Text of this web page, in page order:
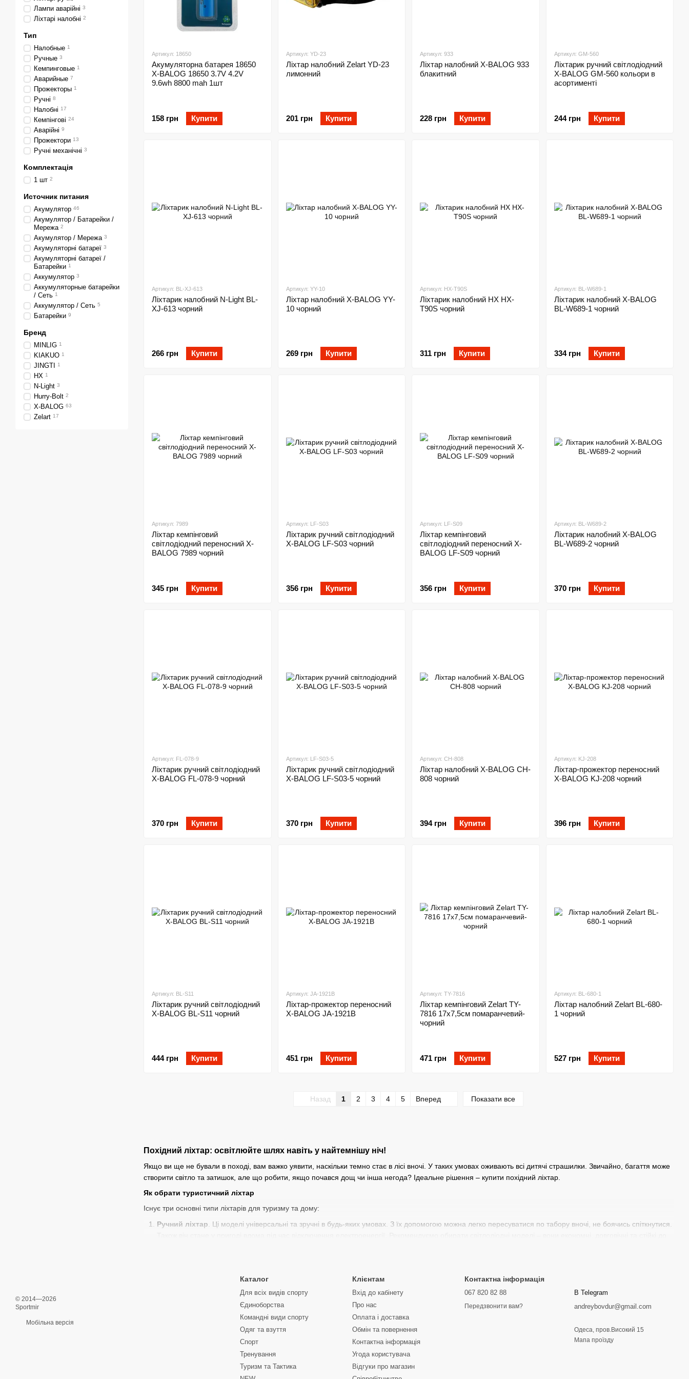
Похідний ліхтар: освітлюйте шлях навіть у найтемнішу ніч!
Якщо ви ще не бували в поході, вам важко уявити, наскільки темно стає в лісі вночі. У таких умовах оживають всі дитячі страшилки. Звичайно, багаття може
створити світло та затишок, але що робити, якщо почався дощ чи інша негода? Ідеальне рішення – купити похідний ліхтар.
Як обрати туристичний ліхтар
Існує три основні типи ліхтарів для туризму та дому:
Ручний ліхтар . Ці моделі універсальні та зручні в будь-яких умовах. З їх допомогою можна легко пересуватися по табору вночі, не боячись спіткнутися.
. Стаціонарний варіант для освітлення табору. Його широкі лінзи забезпечують рівномірне розсіювання світла, проте він більший за
розміром і вагою, тому підходить для стаціонарного використання, а не для перенесення. Цей тип ліхтаря зазвичай коштує дорожче, але ідеально
Якщо ви вперше йдете в похід, уникайте моделей з безліччю маленьких світлодіодів. Сучасні ліхтарі з одним потужним світлодіодом забезпечують
яскравіше освітлення. Також уникайте великих прожекторів, які краще підходять для автотуризму.
Де купити якісний туристичний ліхтар?
Артикул: 18650
Акумуляторна батарея 18650
X-BALOG 18650 3.7V 4.2V
9.6wh 8800 mah 1шт
158 грн Купити
Артикул: YD-23
Ліхтар налобний Zelart YD-23
лимонний
201 грн Купити
Артикул: 933
Ліхтар налобний X-BALOG 933
блакитний
228 грн Купити
Артикул: GM-560
Ліхтарик ручний світлодіодний
X-BALOG GM-560 кольори в
асортименті
244 грн Купити
Артикул: BL-XJ-613
Ліхтарик налобний N-Light BL-
XJ-613 чорний
266 грн Купити
Артикул: YY-10
Ліхтар налобний X-BALOG YY-
10 чорний
269 грн Купити
Артикул: HX-T90S
Ліхтарик налобний HX HX-
T90S чорний
311 грн Купити
Артикул: BL-W689-1
Ліхтарик налобний X-BALOG
BL-W689-1 чорний
334 грн Купити
Артикул: 7989
Ліхтар кемпінговий
світлодіодний переносний X-
BALOG 7989 чорний
345 грн Купити
Артикул: LF-S03
Ліхтарик ручний світлодіодний
X-BALOG LF-S03 чорний
356 грн Купити
Артикул: LF-S09
Ліхтар кемпінговий
світлодіодний переносний X-
BALOG LF-S09 чорний
356 грн Купити
Артикул: BL-W689-2
Ліхтарик налобний X-BALOG
BL-W689-2 чорний
370 грн Купити
Артикул: FL-078-9
Ліхтарик ручний світлодіодний
X-BALOG FL-078-9 чорний
370 грн Купити
Артикул: LF-S03-5
Ліхтарик ручний світлодіодний
X-BALOG LF-S03-5 чорний
370 грн Купити
Артикул: CH-808
Ліхтар налобний X-BALOG CH-
808 чорний
394 грн Купити
Артикул: KJ-208
Ліхтар-прожектор переносний
X-BALOG KJ-208 чорний
396 грн Купити
Артикул: BL-S11
Ліхтарик ручний світлодіодний
X-BALOG BL-S11 чорний
444 грн Купити
Артикул: JA-1921B
Ліхтар-прожектор переносний
X-BALOG JA-1921B
451 грн Купити
Артикул: TY-7816
Ліхтар кемпінговий Zelart TY-
7816 17х7,5см помаранчевий-
чорний
471 грн Купити
Артикул: BL-680-1
Ліхтар налобний Zelart BL-680-
1 чорний
527 грн Купити
Назад 1 2 3 4 5 Вперед Показати все
Лампи аварійні 3
Ліхтарі налобні 2
Тип
Налобные 1
Ручные 3
Кемпинговые 1
Аварийные 7
Прожекторы 1
Ручні 8
Налобні 17
Кемпінгові 24
Аварійні 9
Прожектори 13
Ручні механічні 3
Комплектація
1 шт 2
Источник питания
Акумулятор 46
Акумулятор / Батарейки /
Мережа 2
Акумулятор / Мережа 3
Акумуляторні батареї 3
Акумуляторні батареї /
Батарейки 1
Аккумулятор 3
Аккумуляторные батарейки
/ Сеть 1
Аккумулятор / Сеть 5
Батарейки 9
Бренд
MINLIG 1
KIAKUO 1
JINGTI 1
HX 1
N-Light 3
Hurry-Bolt 2
X-BALOG 63
Zelart 17
© 2014—2026
Sportmir
Мобільна версія
Каталог
Для всіх видів спорту
Єдиноборства
Командні види спорту
Одяг та взуття
Спорт
Тренування
Туризм та Тактика
Клієнтам
Вхід до кабінету
Про нас
Оплата і доставка
Обмін та повернення
Контактна інформація
Угода користувача
Відгуки про магазин
Контактна інформація
067 820 82 88
Передзвонити вам?
В Telegram
andreybovdur@gmail.com
Одеса, пров.Високий 15
Мапа проїзду